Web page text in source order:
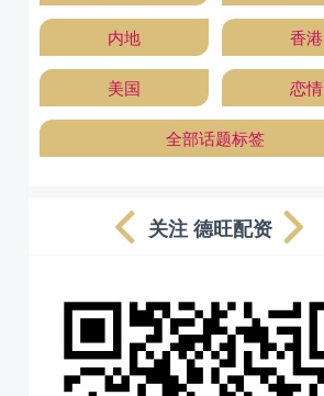
内地 香港
美国 恋情
全部话题标签
关注 德旺配资